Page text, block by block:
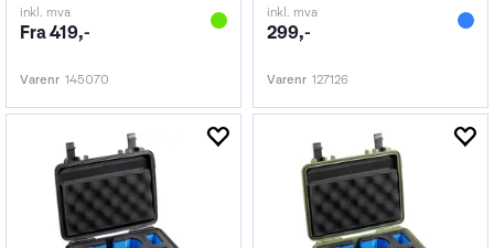
inkl. mva
Fra 419,-
Varenr 145070
inkl. mva
299,-
Varenr 127126